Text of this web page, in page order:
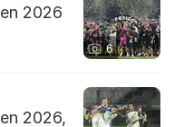
6
2026
2026,